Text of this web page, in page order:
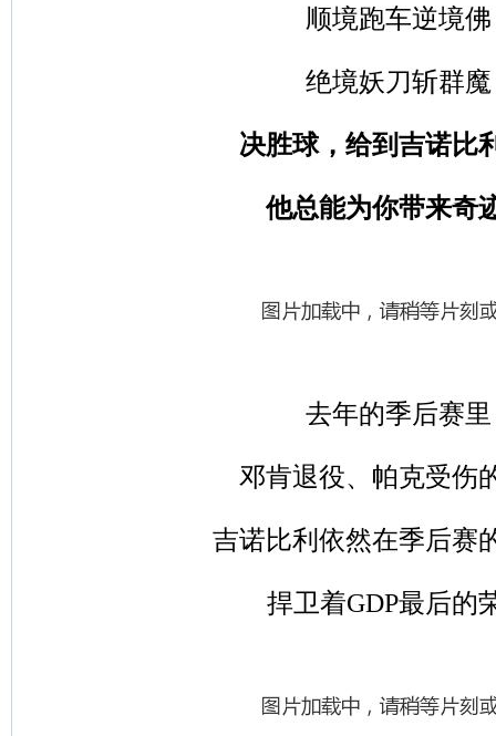
顺境跑车逆境佛
绝境妖刀斩群魔
决胜球，给到吉诺比
他总能为你带来奇
去年的季后赛里
邓肯退役、帕克受伤
吉诺比利依然在季后赛
捍卫着GDP最后的